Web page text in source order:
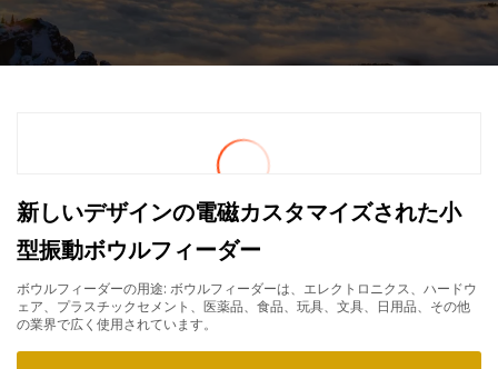
新しいデザインの電磁カスタマイズされた小
型振動ボウルフィーダー
ボウルフィーダーの用途: ボウルフィーダーは、エレクトロニクス、ハードウ
ェア、プラスチックセメント、医薬品、食品、玩具、文具、日用品、その他
の業界で広く使用されています。